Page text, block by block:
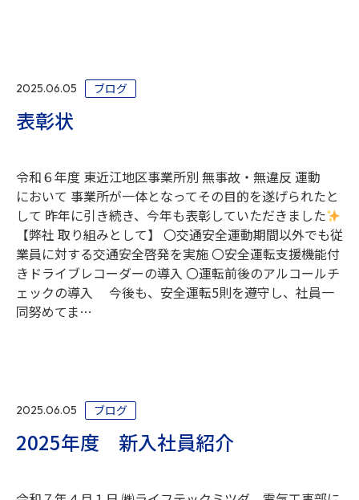
2025.06.05 ブログ
表彰状
令和６年度 東近江地区事業所別 無事故・無違反 運動
において 事業所が一体となってその目的を遂げられたと
して 昨年に引き続き、今年も表彰していただきました
【弊社 取り組みとして】 〇交通安全運動期間以外でも従
業員に対する交通安全啓発を実施 〇安全運転支援機能付
きドライブレコーダーの導入 〇運転前後のアルコールチ
ェックの導入 今後も、安全運転5則を遵守し、社員一
同努めてま…
2025.06.05 ブログ
2025年度 新入社員紹介